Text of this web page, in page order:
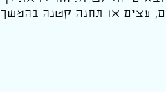
עצים או תחנה קטנה בהמשך